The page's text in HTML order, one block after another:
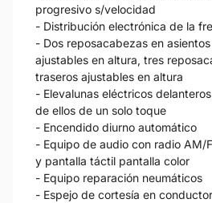
progresivo s/velocidad
- Distribución electrónica de la
- Dos reposacabezas en
ajustables en altura, tres
traseros ajustables en altura
- Elevalunas eléctricos
de ellos de un solo toque
- Encendido diurno automático
- Equipo de audio con radio AM/
y pantalla táctil pantalla color
- Equipo reparación neumáticos
- Espejo de cortesía en